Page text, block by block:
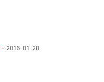
- 2016-01-28